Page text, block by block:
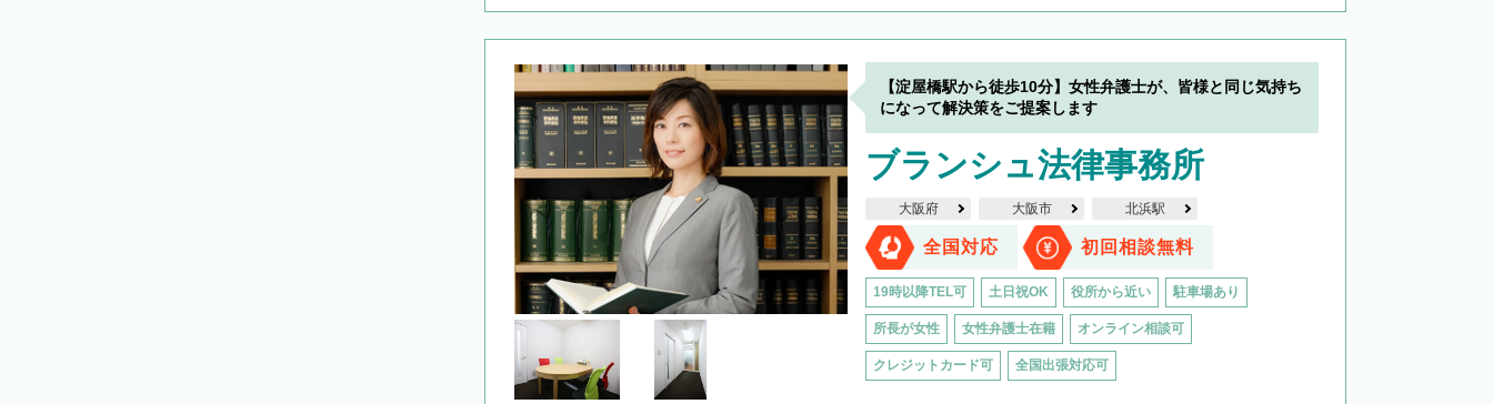
【淀屋橋駅から徒歩10分】女性弁護士が、皆様と同じ気持ち
になって解決策をご提案します
ブランシュ法律事務所
大阪府 大阪市 北浜駅
全国対応 初回相談無料
19時以降TEL可 土日祝OK 役所から近い 駐車場あり
所長が女性 女性弁護士在籍 オンライン相談可
クレジットカード可 全国出張対応可